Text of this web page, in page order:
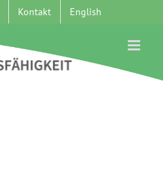
Kontakt English